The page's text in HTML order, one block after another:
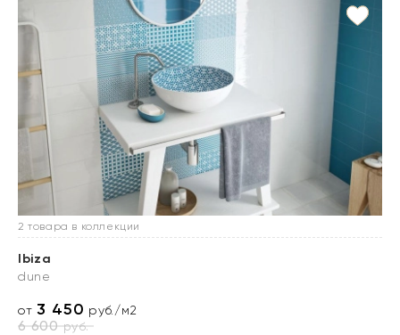
2 товара в коллекции
Ibiza
dune
от3 450 руб./м2
6 600руб.